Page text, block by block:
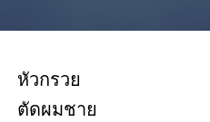
หัวกรวย
ตัดผมชาย